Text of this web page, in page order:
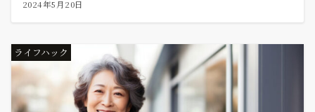
2024年5月20日
ライフハック